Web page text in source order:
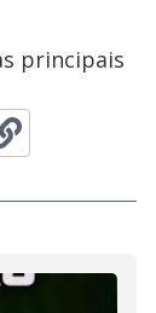
principais